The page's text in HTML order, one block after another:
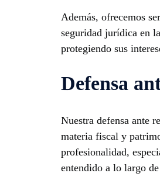
Además, ofrecemos
seguridad jurídica en
protegiendo sus
Defensa
Nuestra defensa ante
materia fiscal y
profesionalidad,
entendido a lo largo